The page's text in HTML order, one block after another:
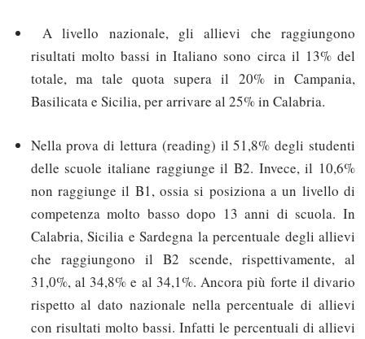
A livello nazionale, gli allievi che raggiungono
risultati molto bassi in Italiano sono circa il 13% del
totale, ma tale quota supera il 20% in Campania,
Basilicata e Sicilia, per arrivare al 25% in Calabria.
Nella prova di lettura (reading) il 51,8% degli studenti
delle scuole italiane raggiunge il B2. Invece, il 10,6%
non raggiunge il B1, ossia si posiziona a un livello di
competenza molto basso dopo 13 anni di scuola. In
Calabria, Sicilia e Sardegna la percentuale degli allievi
che raggiungono il B2 scende, rispettivamente, al
31,0%, al 34,8% e al 34,1%. Ancora più forte il divario
rispetto al dato nazionale nella percentuale di allievi
con risultati molto bassi. Infatti le percentuali di allievi